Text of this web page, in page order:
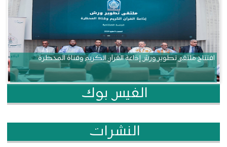
افتتاح ملتقى تطوير ورش إذاعة القرآن الكريم وقناة المحظرة
الفيس بوك
النشرات